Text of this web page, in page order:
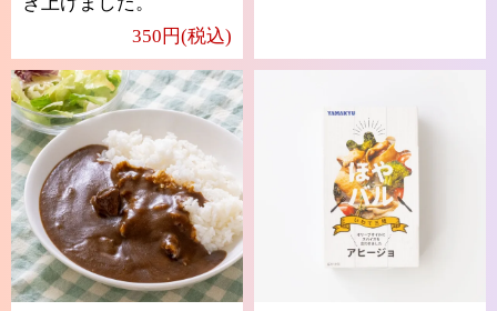
350円(税込)